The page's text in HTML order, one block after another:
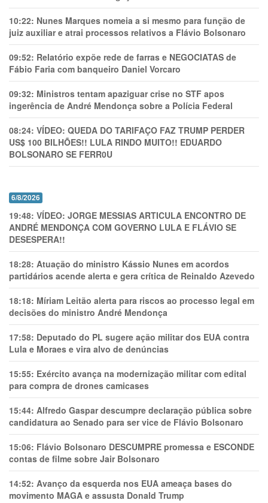
10:22: Nunes Marques nomeia a si mesmo para função de
juiz auxiliar e atrai processos relativos a Flávio Bolsonaro
09:52: Relatório expõe rede de farras e NEGOCIATAS de
Fábio Faria com banqueiro Daniel Vorcaro
09:32: Ministros tentam apaziguar crise no STF apos
ingerência de André Mendonça sobre a Polícia Federal
08:24: VÍDEO: QUEDA DO TARIFAÇO FAZ TRUMP PERDER
US$ 100 BILHÕES!! LULA RINDO MUITO!! EDUARDO
BOLSONARO SE FERR0U
6/8/2026
19:48: VÍDEO: JORGE MESSIAS ARTICULA ENCONTRO DE
ANDRÉ MENDONÇA COM GOVERNO LULA E FLÁVIO SE
DESESPERA!!
18:28: Atuação do ministro Kássio Nunes em acordos
partidários acende alerta e gera crítica de Reinaldo Azevedo
18:18: Míriam Leitão alerta para riscos ao processo legal em
decisões do ministro André Mendonça
17:58: Deputado do PL sugere ação militar dos EUA contra
Lula e Moraes e vira alvo de denúncias
15:55: Exército avança na modernização militar com edital
para compra de drones camicases
15:44: Alfredo Gaspar descumpre declaração pública sobre
candidatura ao Senado para ser vice de Flávio Bolsonaro
15:06: Flávio Bolsonaro DESCUMPRE promessa e ESCONDE
contas de filme sobre Jair Bolsonaro
14:52: Avanço da esquerda nos EUA ameaça bases do
movimento MAGA e assusta Donald Trump